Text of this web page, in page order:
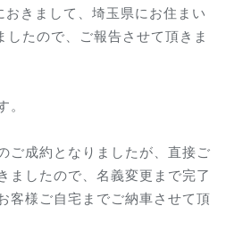
おきまして、埼玉県にお住まい
たので、ご報告させて頂きま
ご成約となりましたが、直接ご
ましたので、名義変更まで完了
客様ご自宅までご納車させて頂